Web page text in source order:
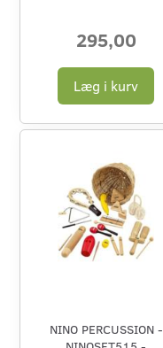
295,00
Læg i kurv
NINO PERCUSSION -